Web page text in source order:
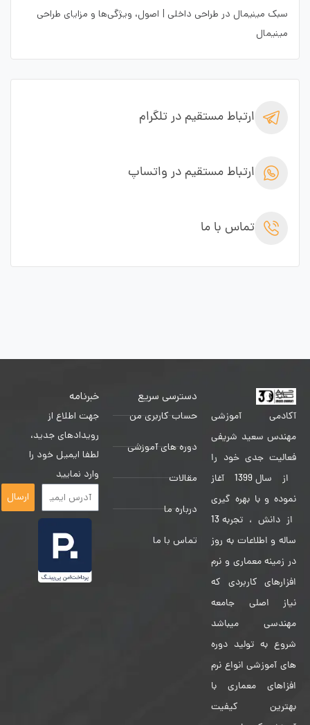
سبک مینیمال در طراحی داخلی | اصول، ویژگی‌ها و مزایای طراحی
مینیمال
ارتباط مستقیم در تلگرام
ارتباط مستقیم در واتساپ
تماس با ما
آکادمی آموزشی
مهندس سعید شریفی
فعالیت جدی خود را
از سال 1399 آغاز
نموده و با بهره گیری
از دانش ، تجربه 13
ساله و اطلاعات به روز
در زمینه معماری و نرم
افزارهای کاربردی که
نیاز اصلی جامعه
مهندسی میباشد
شروع به تولید دوره
های آموزشی انواع نرم
افزاهای معماری با
بهترین کیفیت
دسترسی سریع
حساب کاربری من
دوره های آموزشی
مقالات
درباره ما
تماس با ما
خبرنامه
جهت اطلاع از
رویدادهای جدید،
لطفا ایمیل خود را
وارد نمایید
ارسال